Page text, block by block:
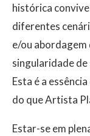
histórica
diferentes
e/ou
singularidade
Esta é a
do que Artista
Estar-se em